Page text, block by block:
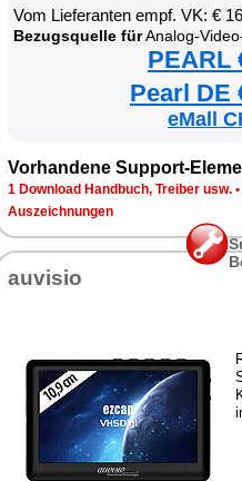
Vom Lieferanten empf. VK: €
Bezugsquelle fürAnalog-Video-
PEARL
Pearl DE
eMall
Vorhandene Support-
1 Download Handbuch, Treiber usw. •
Auszeichnungen
auvisio